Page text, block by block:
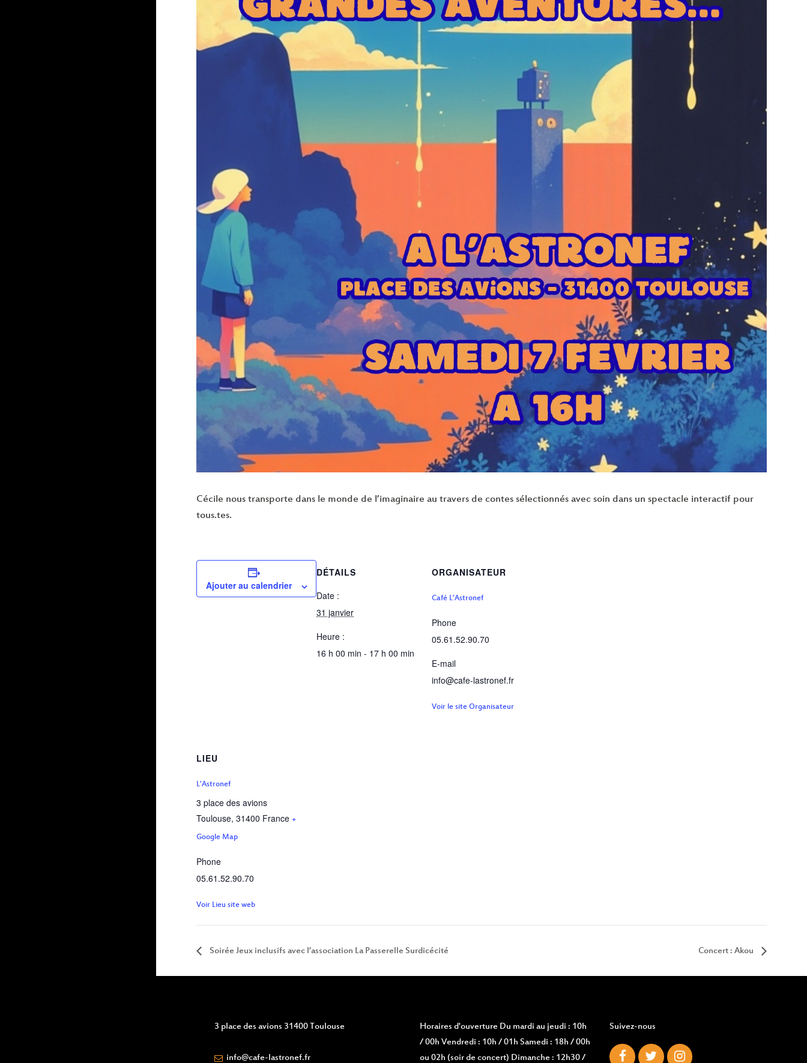
Cécile nous transporte dans le monde de l’imaginaire au travers de contes sélectionnés avec soin dans un spectacle interactif pour
tous.tes.
Ajouter au calendrier
DÉTAILS
Date :
31 janvier
Heure :
16 h 00 min - 17 h 00 min
ORGANISATEUR
Café L’Astronef
Phone
05.61.52.90.70
E-mail
info@cafe-lastronef.fr
Voir le site Organisateur
LIEU
L’Astronef
3 place des avions
Toulouse, 31400 France +
Google Map
Phone
05.61.52.90.70
Voir Lieu site web
Soirée Jeux inclusifs avec l’association La Passerelle Surdicécité Concert : Akou
3 place des avions 31400 Toulouse
info@cafe-lastronef.fr
Horaires d'ouvertureDu mardi au jeudi : 10h
/ 00h Vendredi : 10h / 01h Samedi : 18h / 00h
ou 02h (soir de concert) Dimanche : 12h30 /
Suivez-nous